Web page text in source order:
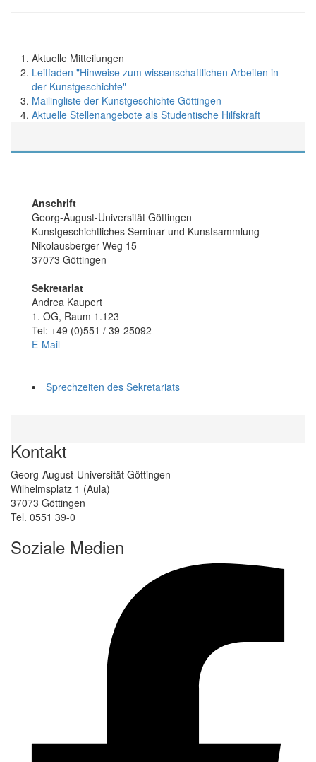
Aktuelle Mitteilungen
Leitfaden "Hinweise zum wissenschaftlichen Arbeiten in
der Kunstgeschichte"
Mailingliste der Kunstgeschichte Göttingen
Aktuelle Stellenangebote als Studentische Hilfskraft
Anschrift
Georg-August-Universität Göttingen
Kunstgeschichtliches Seminar und Kunstsammlung
Nikolausberger Weg 15
37073 Göttingen
Sekretariat
Andrea Kaupert
1. OG, Raum 1.123
Tel: +49 (0)551 / 39-25092
E-Mail
Sprechzeiten des Sekretariats
Kontakt
Georg-August-Universität Göttingen
Wilhelmsplatz 1 (Aula)
37073 Göttingen
Tel. 0551 39-0
Soziale Medien